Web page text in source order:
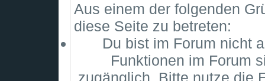
Aus einem der folgenden
diese Seite zu betreten:
Du bist im Forum nicht
Funktionen im Forum
zugänglich. Bitte nutze die